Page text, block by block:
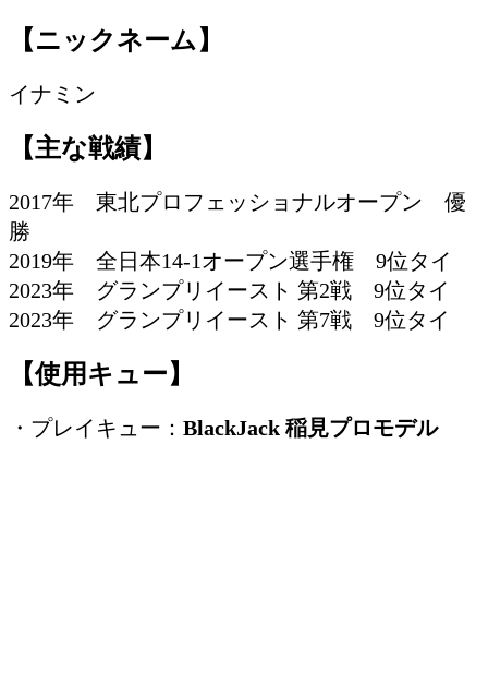
【ニックネーム】
イナミン
【主な戦績】
2017年 東北プロフェッショナルオープン 優
勝
2019年 全日本14-1オープン選手権 9位タイ
2023年 グランプリイースト 第2戦 9位タイ
2023年 グランプリイースト 第7戦 9位タイ
【使用キュー】
・プレイキュー： BlackJack 稲見プロモデル